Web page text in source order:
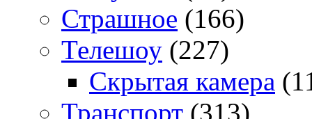
Страшное (166)
Телешоу (227)
Скрытая камера
Транспорт (313)